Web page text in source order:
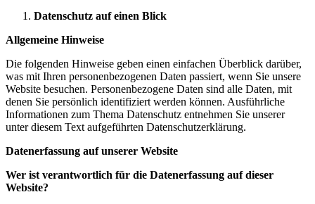
Datenschutz auf einen Blick
Allgemeine Hinweise
Die folgenden Hinweise geben einen einfachen Überblick darüber,
was mit Ihren personenbezogenen Daten passiert, wenn Sie unsere
Website besuchen. Personenbezogene Daten sind alle Daten, mit
denen Sie persönlich identifiziert werden können. Ausführliche
Informationen zum Thema Datenschutz entnehmen Sie unserer
unter diesem Text aufgeführten Datenschutzerklärung.
Datenerfassung auf unserer Website
Wer ist verantwortlich für die Datenerfassung auf dieser
Website?